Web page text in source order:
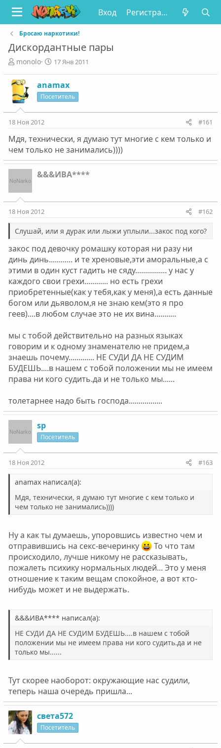
Вход Регистрация
Бросаю наркотики!
Дискордантные пары
А
т
р
т
м
ы
monolo
Д
а
н
л
17 Янв 2011
anamax
Посетитель
18 Ноя 2012 #161
Мдя, технически, я думаю тут многие с кем только и
чем только не занимались))))
&&&ИВА****
18 Ноя 2012 #162
Слушай, или я дурак или лыжи уплыли...закос под кого?
закос под девочку ромашку которая ни разу ни
динь динь............ и те хреновые,эти аморальные,а с
этими в один куст гадить не сяду................ у нас у
каждого свои грехи............ но есть грехи
приобретенные(как у тебя,как у меня),а есть данные
богом или дьяволом,я не знаю кем(это я про
геев)....в любом случае это не их вина...........
мы с тобой действительно на разных языках
говорим и к одному знаменателю не придем,а
знаешь почему............. НЕ СУДИ ДА НЕ СУДИМ
БУДЕШЬ....в нашем с тобой положении мы не имеем
права ни кого судить.да и не только мы......
толетарнее надо быть господа.................
sp
Посетитель
18 Ноя 2012 #163
anamax написал(а):
Мдя, технически, я думаю тут многие с кем только и
чем только не занимались))))
Ну а как ты думаешь, упоровшись известно чем и
отправившись на секс-вечеринку
То что там
происходило, лучше никому не рассказывать,
пожалеть психику нормальных людей... Это у меня
отношение к таким вещам спокойное, а вот кто-
нибудь может и не выдержать.
&&&ИВА**** написал(а):
НЕ СУДИ ДА НЕ СУДИМ БУДЕШЬ....в нашем с тобой
положении мы не имеем права ни кого судить.да и не
только мы......
Тут скорее наоборот: окружающие нас судили,
теперь наша очередь пришла...
света572
Посетитель